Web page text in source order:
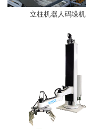
立柱机器人码垛机